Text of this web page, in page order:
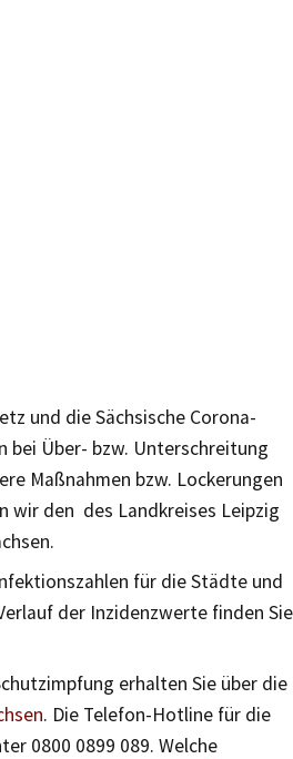
und die Sächsische Corona-
bei Über- bzw. Unterschreitung
Maßnahmen bzw. Lockerungen
wir den des Landkreises Leipzig
für die Städte und
der Inzidenzwerte finden Sie
erhalten Sie über die
. Die Telefon-Hotline für die
0800 0899 089. Welche